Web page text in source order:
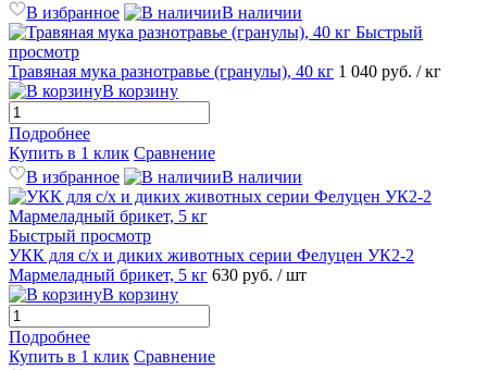
В избранное
В наличии
Быстрый
просмотр
Травяная мука разнотравье (гранулы), 40 кг 1 040 руб. / кг
В корзину
Подробнее
Купить в 1 клик Сравнение
В избранное
В наличии
Быстрый просмотр
УКК для с/х и диких животных серии Фелуцен УК2-2
Мармеладный брикет, 5 кг 630 руб. / шт
В корзину
Подробнее
Купить в 1 клик Сравнение